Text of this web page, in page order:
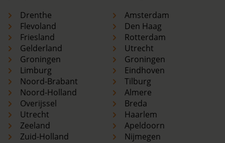
Drenthe
Flevoland
Friesland
Gelderland
Groningen
Limburg
Noord-Brabant
Noord-Holland
Overijssel
Utrecht
Zeeland
Zuid-Holland
Amsterdam
Den Haag
Rotterdam
Utrecht
Groningen
Eindhoven
Tilburg
Almere
Breda
Haarlem
Apeldoorn
Nijmegen